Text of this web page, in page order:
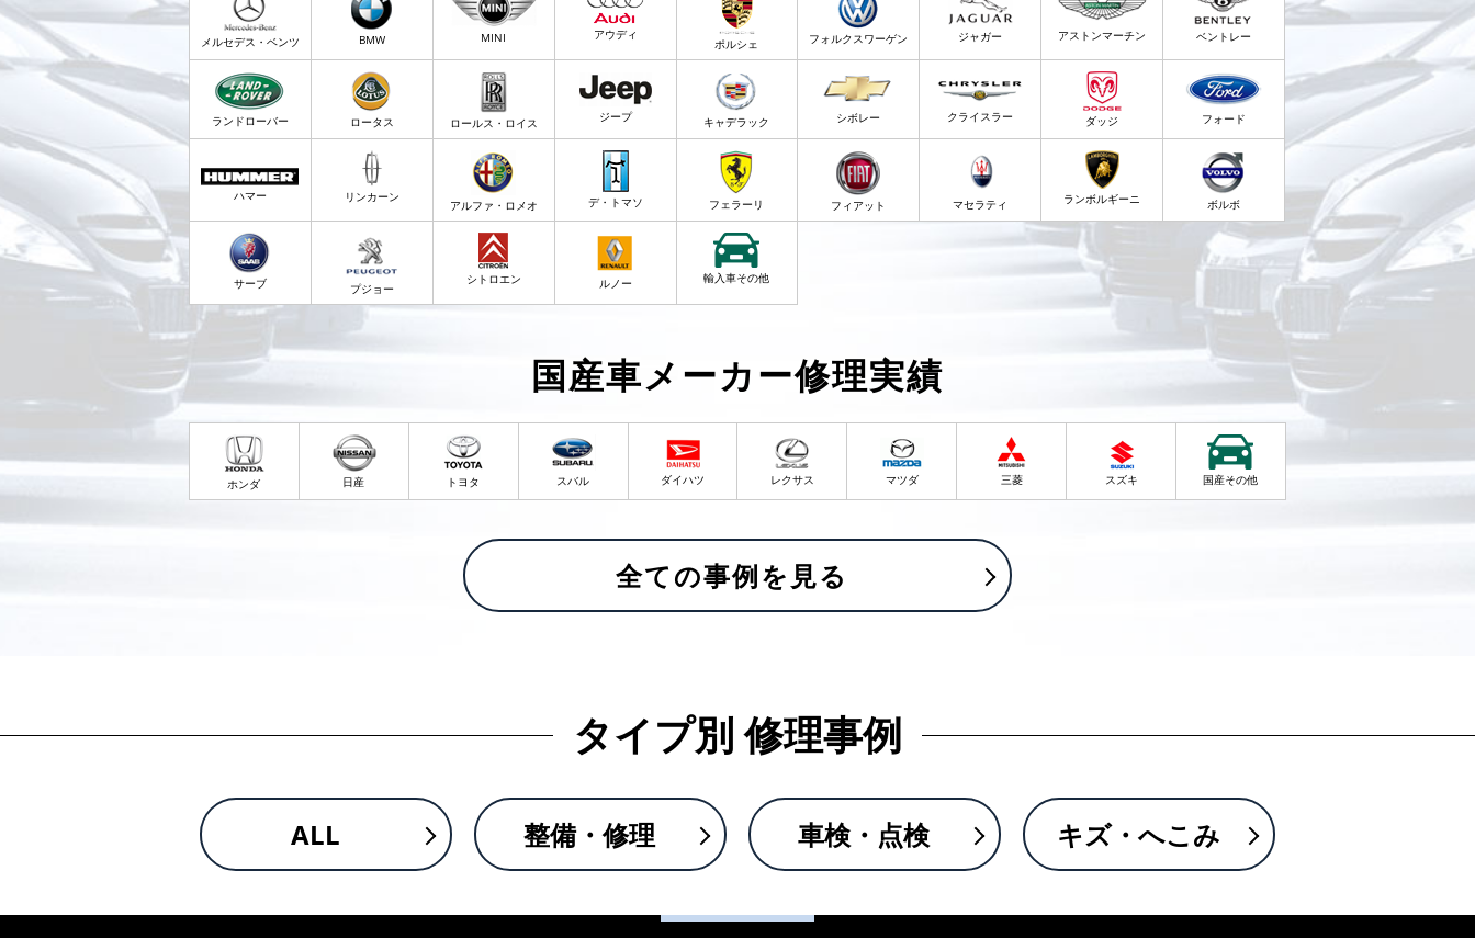
メルセデス・ベンツ BMW MINI アウディ
ポルシェ フォルクスワーゲン ジャガー アストンマーチン ベントレー
ランドローバー ロータス ロールス・ロイス ジープ キャデラック シボレー クライスラー ダッジ フォード
ハマー リンカーン
アルファ・ロメオ デ・トマソ フェラーリ フィアット マセラティ ランボルギーニ ボルボ
サーブ プジョー
シトロエン ルノー 輸入車その他
国産車メーカー修理実績
ホンダ 日産 トヨタ スバル ダイハツ レクサス マツダ 三菱 スズキ 国産その他
全ての事例を見る
タイプ別 修理事例
ALL 整備・修理 車検・点検 キズ・へこみ